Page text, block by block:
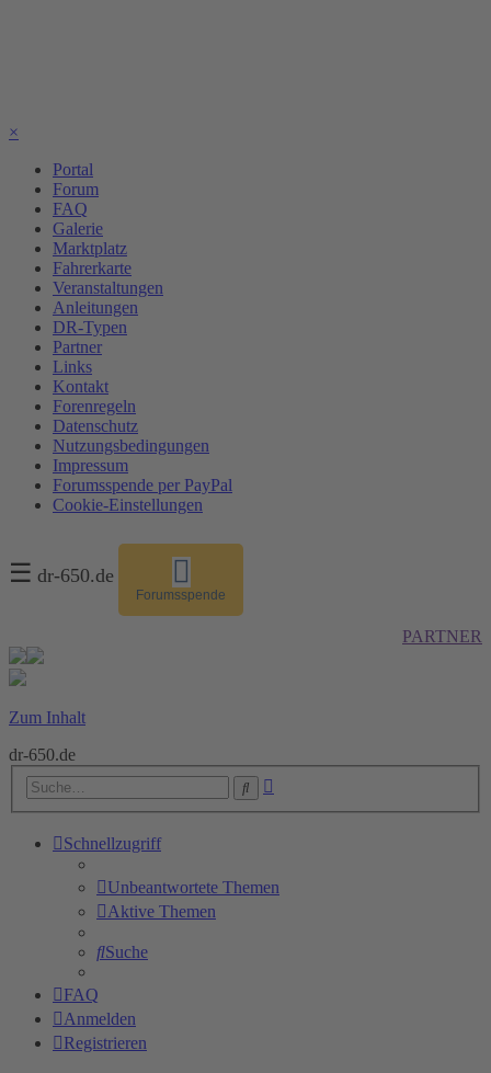
×
Portal
Forum
FAQ
Galerie
Marktplatz
Fahrerkarte
Veranstaltungen
Anleitungen
DR-Typen
Partner
Links
Kontakt
Forenregeln
Datenschutz
Nutzungsbedingungen
Impressum
Forumsspende per PayPal
Cookie-Einstellungen
☰ dr-650.de
Forumsspende
PARTNER
Zum Inhalt
dr-650.de
Suche
Schnellzugriff
Unbeantwortete Themen
Aktive Themen
Suche
FAQ
Anmelden
Registrieren